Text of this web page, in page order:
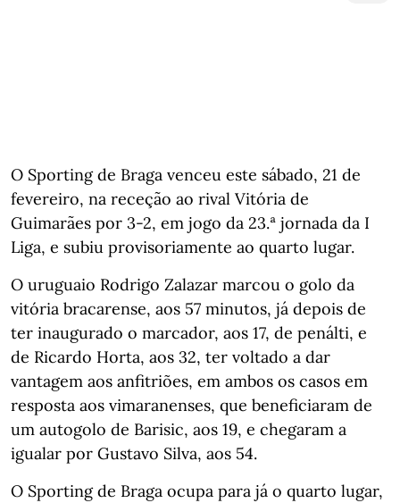
O Sporting de Braga venceu este sábado, 21 de
fevereiro, na receção ao rival Vitória de
Guimarães por 3-2, em jogo da 23.ª jornada da I
Liga, e subiu provisoriamente ao quarto lugar.
O uruguaio Rodrigo Zalazar marcou o golo da
vitória bracarense, aos 57 minutos, já depois de
ter inaugurado o marcador, aos 17, de penálti, e
de Ricardo Horta, aos 32, ter voltado a dar
vantagem aos anfitriões, em ambos os casos em
resposta aos vimaranenses, que beneficiaram de
um autogolo de Barisic, aos 19, e chegaram a
igualar por Gustavo Silva, aos 54.
O Sporting de Braga ocupa para já o quarto lugar,